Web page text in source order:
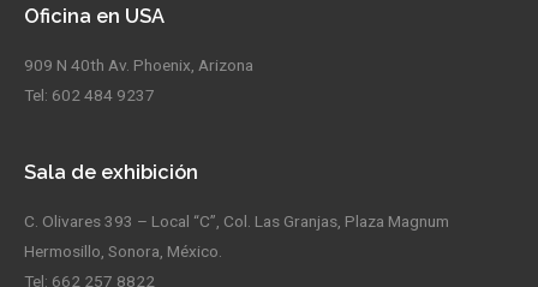
Oficina en USA
909 N 40th Av. Phoenix, Arizona
Tel: 602 484 9237
Sala de exhibición
C. Olivares 393 – Local “C”, Col. Las Granjas, Plaza Magnum
Hermosillo, Sonora, México.
Tel: 662 257 8822